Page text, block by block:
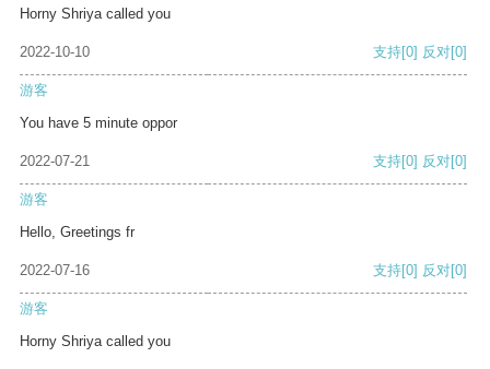
Horny Shriya called you
2022-10-10 支持[0] 反对[0]
游客
You have 5 minute oppor
2022-07-21 支持[0] 反对[0]
游客
Hello, Greetings fr
2022-07-16 支持[0] 反对[0]
游客
Horny Shriya called you